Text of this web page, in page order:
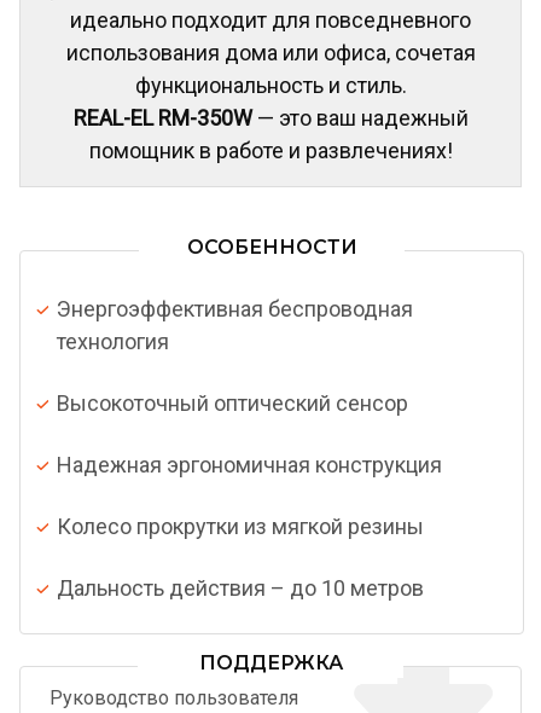
идеально подходит для повседневного
использования дома или офиса, сочетая
функциональность и стиль.
REAL-EL RM-350W— это ваш надежный
помощник в работе и развлечениях!
ОСОБЕННОСТИ
Энергоэффективная беспроводная
технология
Высокоточный оптический сенсор
Надежная эргономичная конструкция
Колесо прокрутки из мягкой резины
Дальность действия – до 10 метров
ПОДДЕРЖКА
Руководство пользователя